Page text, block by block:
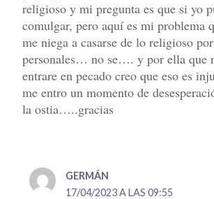
religioso y mi pregunta es que si yo
comulgar, pero aquí es mi problema
me niega a casarse de lo religioso
personales… no se…. y por ella que
entrare en pecado creo que eso es
me entro un momento de
la ostia…..gracias
GERMÁN
17/04/2023 A LAS 09:55